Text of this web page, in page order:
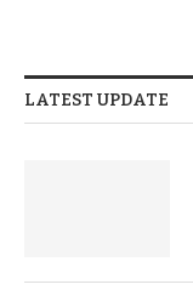
LATEST UPDATE